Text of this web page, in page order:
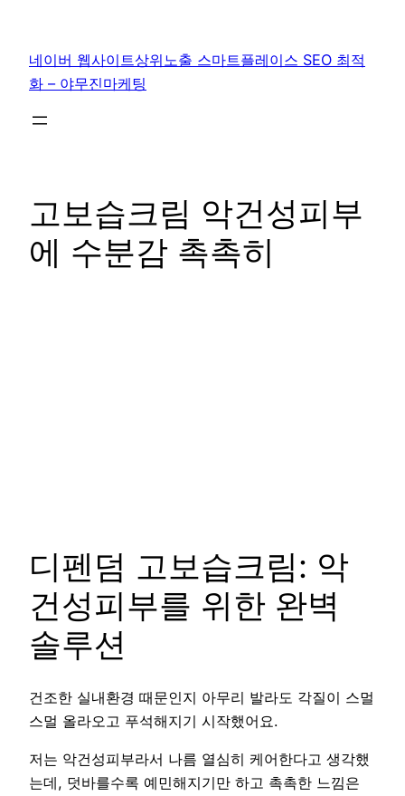
네이버 웹사이트상위노출 스마트플레이스 SEO 최적
화 – 야무진마케팅
고보습크림 악건성피부
에 수분감 촉촉히
디펜덤 고보습크림: 악
건성피부를 위한 완벽
솔루션
건조한 실내환경 때문인지 아무리 발라도 각질이 스멀
스멀 올라오고 푸석해지기 시작했어요.
저는 악건성피부라서 나름 열심히 케어한다고 생각했
는데, 덧바를수록 예민해지기만 하고 촉촉한 느낌은